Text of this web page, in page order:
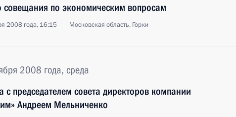
совещания по экономическим вопросам
2008 года, 16:15 Московская область, Горки
2008 года, среда
с председателем совета директоров компании
Андреем Мельниченко